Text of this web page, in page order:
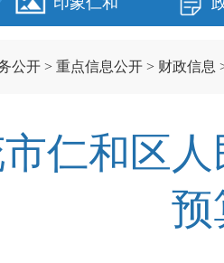
公开 > 重点信息公开 > 财政信息
仁和区
预